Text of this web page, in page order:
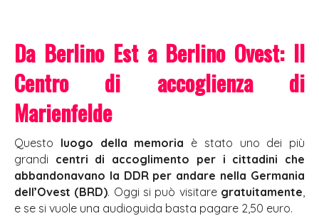
Da Berlino Est a Berlino Ovest: Il
Centro di accoglienza di
Marienfelde
Questo luogo della memoria è stato uno dei più
grandi centri di accoglimento per i cittadini che
abbandonavano la DDR per andare nella Germania
dell’Ovest (BRD). Oggi si può visitare gratuitamente,
e se si vuole una audioguida basta pagare 2,50 euro.